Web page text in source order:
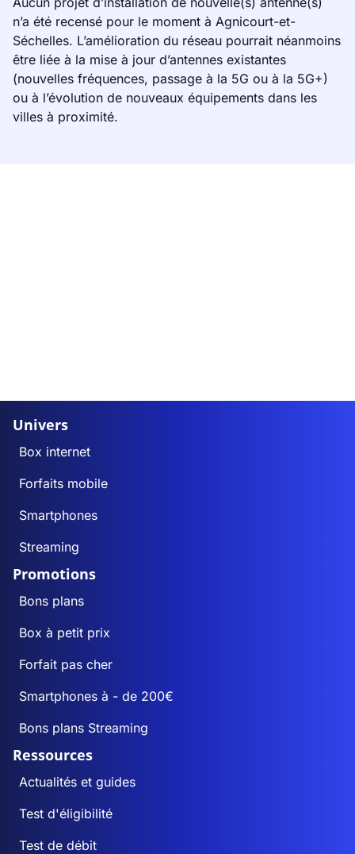
n’a été recensé pour le moment à Agnicourt-et-
Séchelles. L’amélioration du réseau pourrait néanmoins
être liée à la mise à jour d’antennes existantes
(nouvelles fréquences, passage à la 5G ou à la 5G+)
ou à l’évolution de nouveaux équipements dans les
villes à proximité.
Univers
Box internet
Forfaits mobile
Smartphones
Streaming
Promotions
Bons plans
Box à petit prix
Forfait pas cher
Smartphones à - de 200€
Bons plans Streaming
Ressources
Actualités et guides
Test d'éligibilité
Test de débit